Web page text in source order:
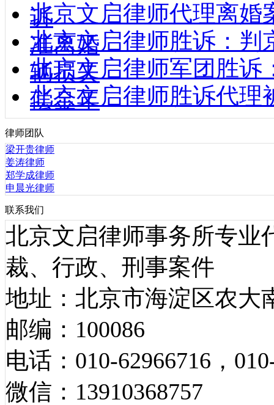
诉
北京文启律师代理离婚
准离婚
北京文启律师胜诉：判
辆损失
北京文启律师军团胜诉
偿金年
北京文启律师胜诉代理
律师团队
梁开贵律师
姜涛律师
郑学成律师
申晨光律师
联系我们
北京文启律师事务所专业
裁、行政、刑事案件
地址：北京市海淀区农大
邮编：100086
电话：010-62966716，
微信：13910368757